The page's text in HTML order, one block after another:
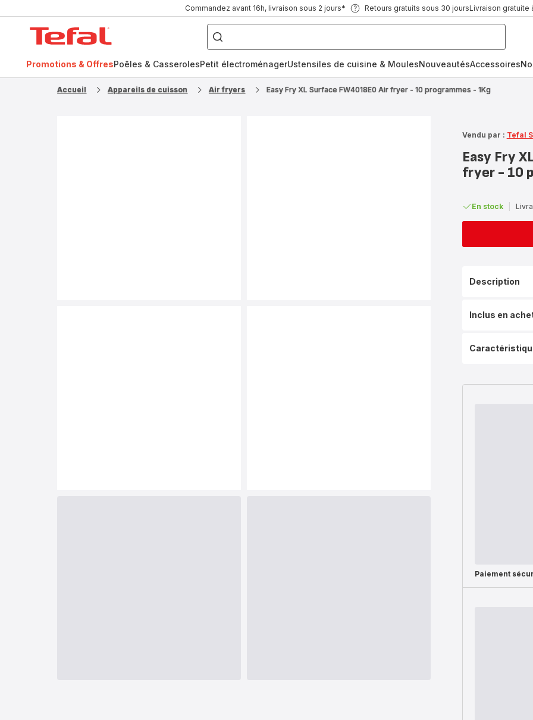
Commandez avant 16h, livraison sous 2 jours* Retours gratuits sous 30 joursLivraison gratuite
Que
recherchez-
vous
Promotions & OffresPoêles & CasserolesPetit électroménagerUstensiles de cuisine & MoulesNouveautésAccessoires
Accueil Appareils de cuisson Air fryers Easy Fry XL Surface FW4018E0 Air fryer - 10 programmes - 1Kg
Vendu par : Tefal
Easy Fry
fryer - 10
En stock
Description
Inclus en
Paiement